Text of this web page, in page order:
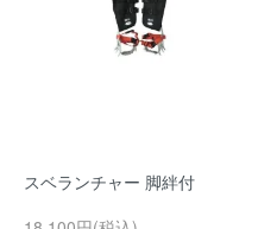
スベランチャー 脚絆付